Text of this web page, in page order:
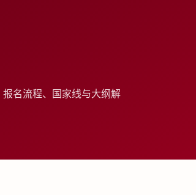
名流程、国家线与大纲解